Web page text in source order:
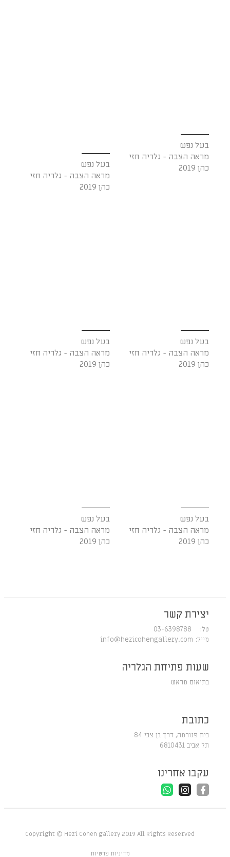
בעל נפש
מראה הצבה - גלריה חזי
כהן 2019
בעל נפש
מראה הצבה - גלריה חזי
כהן 2019
בעל נפש
מראה הצבה - גלריה חזי
כהן 2019
בעל נפש
מראה הצבה - גלריה חזי
כהן 2019
בעל נפש
מראה הצבה - גלריה חזי
כהן 2019
בעל נפש
מראה הצבה - גלריה חזי
כהן 2019
יצירת קשר
טל: 03-6398788
מייל: info@hezicohengallery.com
שעות פתיחת הגלריה
בתיאום מראש
כתובת
בית פנורמה, דרך בן צבי 84
תל אביב 6810431
עקבו אחרינו
Copyright © Hezi Cohen gallery 2019 All Rights Reserved
מדיניות פרטיות